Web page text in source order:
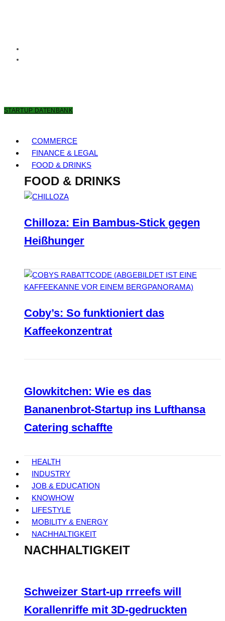
STARTUP DATENBANK
COMMERCE
FINANCE & LEGAL
FOOD & DRINKS
FOOD & DRINKS
Chilloza: Ein Bambus-Stick gegen
Heißhunger
Coby’s: So funktioniert das
Kaffeekonzentrat
Glowkitchen: Wie es das
Bananenbrot-Startup ins Lufthansa
Catering schaffte
HEALTH
INDUSTRY
JOB & EDUCATION
KNOWHOW
LIFESTYLE
MOBILITY & ENERGY
NACHHALTIGKEIT
NACHHALTIGKEIT
Schweizer Start-up rrreefs will
Korallenriffe mit 3D-gedruckten